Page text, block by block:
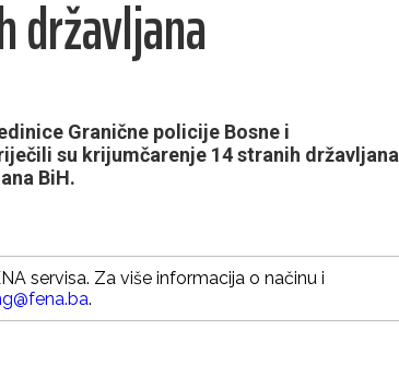
državljana
Granične policije Bosne i
su krijumčarenje 14 stranih državljana
BiH.
servisa. Za više informacija o načinu i
.